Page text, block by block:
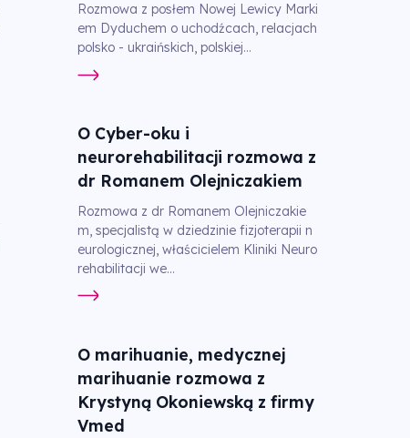
Rozmowa z posłem Nowej Lewicy Marki
em Dyduchem o uchodźcach, relacjach
polsko - ukraińskich, polskiej...
O Cyber-oku i
neurorehabilitacji rozmowa z
dr Romanem Olejniczakiem
Rozmowa z dr Romanem Olejniczakie
m, specjalistą w dziedzinie fizjoterapii n
eurologicznej, właścicielem Kliniki Neuro
rehabilitacji we...
O marihuanie, medycznej
marihuanie rozmowa z
Krystyną Okoniewską z firmy
Vmed